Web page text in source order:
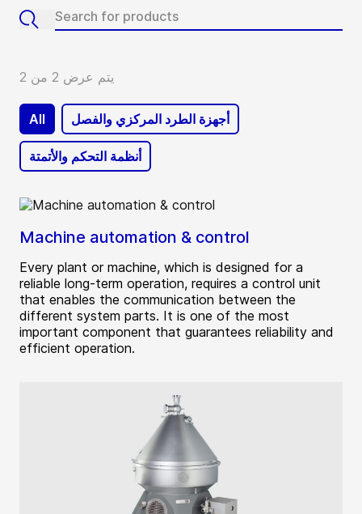
يتم عرض 2 من 2
All أجهزة الطرد المركزي والفصل
أنظمة التحكم والأتمتة
Machine automation & control
Every plant or machine, which is designed for a
reliable long-term operation, requires a control unit
that enables the communication between the
different system parts. It is one of the most
important component that guarantees reliability and
efficient operation.